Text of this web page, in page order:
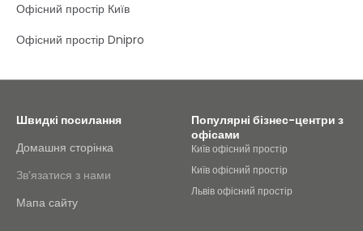
аеропорт Львова, розташований лише в кількох хвилинах
будівлі класу А зі швидкісним Wi-Fi, переговорними
Офісний простір Київ
Офісний простір Dnipro
Швидкі посилання
Домашня сторінка
Зв’язатися з нами
Мапа сайту
Популярні бізнес-центри з
офісами
Київ офісний простір
Київ офісний простір
Львів офісний простір